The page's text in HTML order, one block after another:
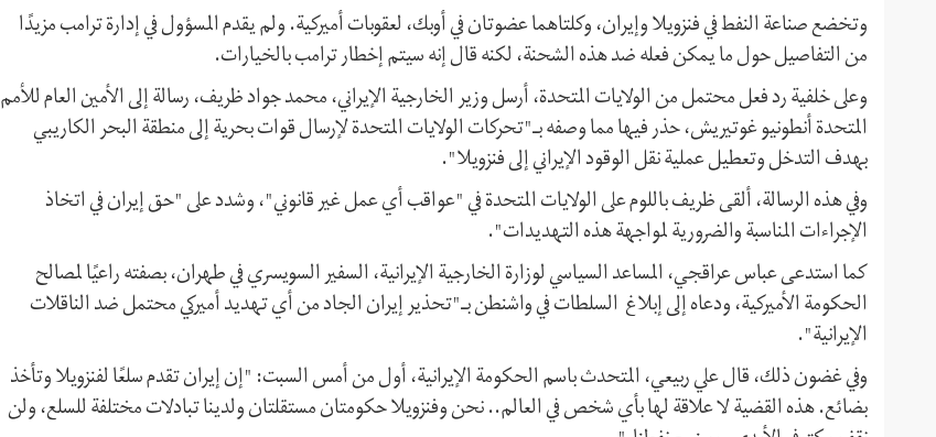
وتخضع صناعة النفط في فنزويلا وإيران، وكلتاهما عضوتان في أوبك، لعقوبات أميركية. ولم يقدم المسؤول في إدارة ترامب مزيدًا
من التفاصيل حول ما يمكن فعله ضد هذه الشحنة، لكنه قال إنه سيتم إخطار ترامب بالخيارات.
وعلى خلفية رد فعل محتمل من الولايات المتحدة، أرسل وزير الخارجية الإيراني، محمد جواد ظريف، رسالة إلى الأمين العام للأمم
المتحدة أنطونيو غوتيريش، حذر فيها مما وصفه بـ"تحركات الولايات المتحدة لإرسال قوات بحرية إلى منطقة البحر الكاريبي
بهدف التدخل وتعطيل عملية نقل الوقود الإيراني إلى فنزويلا".
وفي هذه الرسالة، ألقى ظريف باللوم على الولايات المتحدة في "عواقب أي عمل غير قانوني"، وشدد على "حق إيران في اتخاذ
الإجراءات المناسبة والضرورية لمواجهة هذه التهديدات".
كما استدعى عباس عراقجي، المساعد السياسي لوزارة الخارجية الإيرانية، السفير السويسري في طهران، بصفته راعيًا لمصالح
الحكومة الأميركية، ودعاه إلى إبلاغ السلطات في واشنطن بـ"تحذير إيران الجاد من أي تهديد أميركي محتمل ضد الناقلات
الإيرانية".
وفي غضون ذلك، قال علي ربيعي، المتحدث باسم الحكومة الإيرانية، أول من أمس السبت: "إن إيران تقدم سلعًا لفنزويلا وتأخذ
بضائع. هذه القضية لا علاقة لها بأي شخص في العالم.. نحن وفنزويلا حكومتان مستقلتان ولدينا تبادلات مختلفة للسلع، ولن